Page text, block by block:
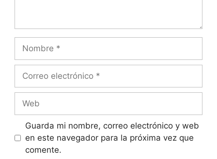
electrónico
Guarda mi nombre, correo electrónico y web
en este navegador para la próxima vez que
comente.